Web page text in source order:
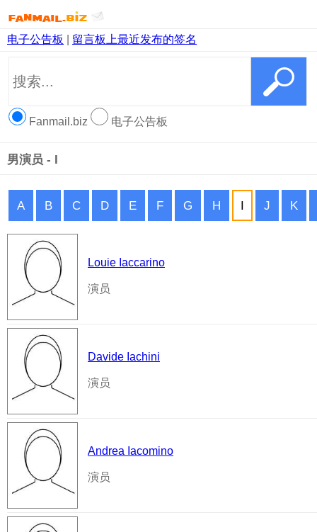
电子公告板 留言板上最近发布的签名
Fanmail.biz 电子公告板
男演员 - I
A B C D E F G H I J K
Louie Iaccarino
演员
Davide Iachini
演员
Andrea Iacomino
演员